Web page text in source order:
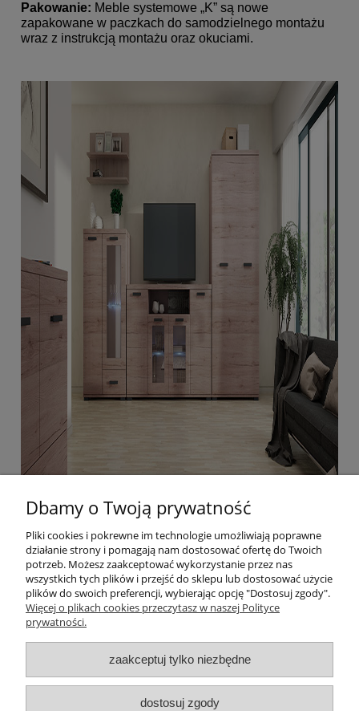
Pakowanie: Meble systemowe „K” są nowe
zapakowane w paczkach do samodzielnego montażu
wraz z instrukcją montażu oraz okuciami.
Pomoc
Moje konto
O nas
Dbamy o Twoją prywatność
Pliki cookies i pokrewne im technologie umożliwiają poprawne
działanie strony i pomagają nam dostosować ofertę do Twoich
potrzeb. Możesz zaakceptować wykorzystanie przez nas
wszystkich tych plików i przejść do sklepu lub dostosować użycie
plików do swoich preferencji, wybierając opcję "Dostosuj zgody".
Więcej o plikach cookies przeczytasz w naszej Polityce
prywatności.
zaakceptuj tylko niezbędne
dostosuj zgody